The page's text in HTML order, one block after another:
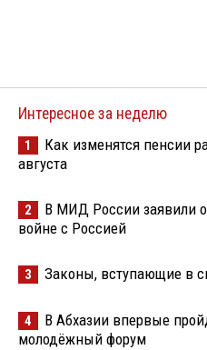
Интересное за неделю
1
Как изменятся пенсии
августа
2
В МИД России заявили
войне с Россией
3 Законы, вступающие в
4
В Абхазии впервые
молодёжный форум